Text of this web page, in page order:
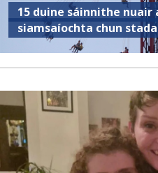
15 duine sáinnithe
siamsaíochta chun